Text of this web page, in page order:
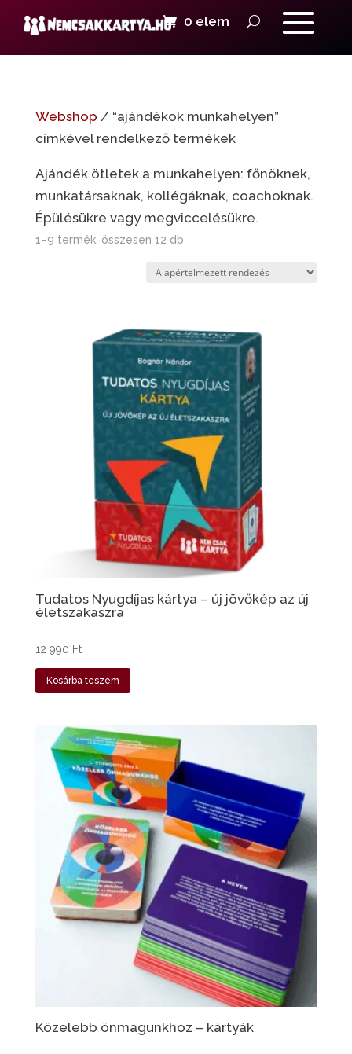
0 elem
Webshop / “ajándékok munkahelyen”
címkével rendelkező termékek
Ajándék ötletek a munkahelyen: főnöknek,
munkatársaknak, kollégáknak, coachoknak.
Épülésükre vagy megviccelésükre.
1–9 termék, összesen 12 db
Tudatos Nyugdíjas kártya – új jövőkép az új
életszakaszra
12 990 Ft
Kosárba teszem
Közelebb önmagunkhoz – kártyák